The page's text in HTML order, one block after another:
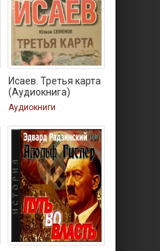
Исаев. Третья карта
(Аудиокнига)
Аудиокниги